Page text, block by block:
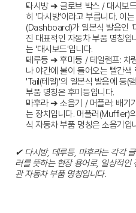
다시방 ➔ 글로브 박스 / 대시보
히 '다시방'이라고 부릅니다. 이
(Dashboard)가 일본식 발음인 '
진 대표적인 자동차 부품 명칭입
는 '대시보드'입니다.
데루등 ➔ 후미등 / 테일램프: 차
나 야간에 불이 들어오는 빨간색
'Tail(테일)'의 일본식 발음에 등(
부품 명칭은 후미등입니다.
마후라 ➔ 소음기 / 머플러: 배기
는 장치입니다. 머플러(Muffler)
식 자동차 부품 명칭은 소음기입
✔ 다시방, 데루등, 마후라는 각각
러를 뜻하는 현장 용어로, 일상적인
관 자동차 부품 명칭입니다.